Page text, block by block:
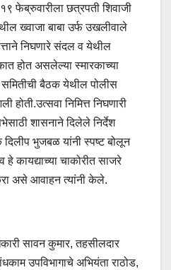
फेब्रुवारीला छत्रपती शिवाजी
ख्वाजा बाबा उर्फ उखलीवाले
निघणारे संदल व येथील
होत असलेल्या स्मारकाच्या
समितीची बैठक येथील पोलीस
होती.उत्सवा निमित्त निघणारी
शासनाने दिलेले निर्देश
दिलीप भुजबळ यांनी स्पष्ट बोलून
कायद्याच्या चाकोरीत साजरे
असे आवाहन त्यांनी केले.
सावन कुमार, तहसीलदार
उपविभागाचे अभियंता राठोड,